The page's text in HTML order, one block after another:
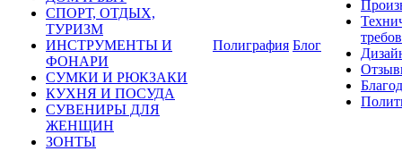
СПОРТ, ОТДЫХ,
ТУРИЗМ
ИНСТРУМЕНТЫ И
ФОНАРИ
СУМКИ И РЮКЗАКИ
КУХНЯ И ПОСУДА
СУВЕНИРЫ ДЛЯ
ЖЕНЩИН
ЗОНТЫ
Полиграфия Блог